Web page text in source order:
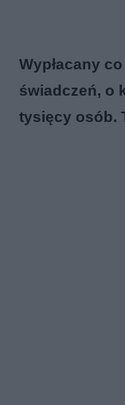
Wypłacany
świadczeń, o
tysięcy osób.